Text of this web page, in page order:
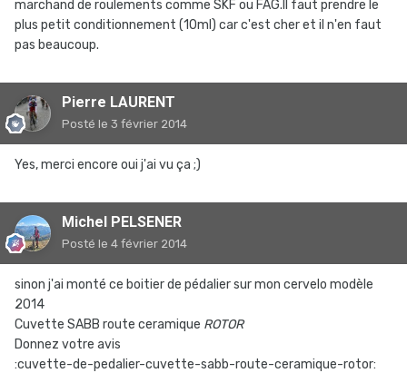
marchand de roulements comme SKF ou FAG.Il faut prendre le
plus petit conditionnement (10ml) car c'est cher et il n'en faut
pas beaucoup.
Pierre LAURENT
Posté le 3 février 2014
Yes, merci encore oui j'ai vu ça ;)
Michel PELSENER
Posté le 4 février 2014
sinon j'ai monté ce boitier de pédalier sur mon cervelo modèle
2014
Cuvette SABB route ceramique ROTOR
Donnez votre avis
:cuvette-de-pedalier-cuvette-sabb-route-ceramique-rotor: